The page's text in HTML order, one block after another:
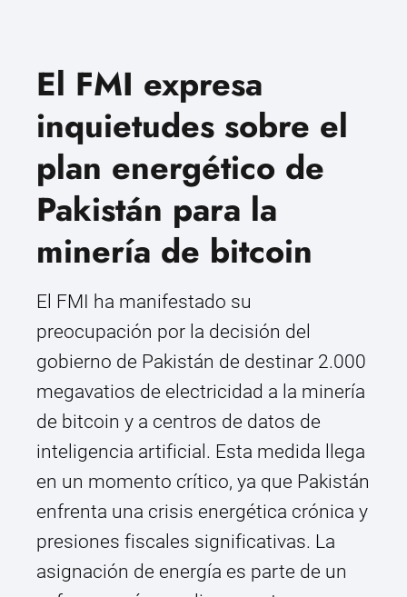
El FMI expresa
inquietudes sobre el
plan energético de
Pakistán para la
minería de bitcoin
El FMI ha manifestado su
preocupación por la decisión del
gobierno de Pakistán de destinar 2.000
megavatios de electricidad a la minería
de bitcoin y a centros de datos de
inteligencia artificial. Esta medida llega
en un momento crítico, ya que Pakistán
enfrenta una crisis energética crónica y
presiones fiscales significativas. La
asignación de energía es parte de un